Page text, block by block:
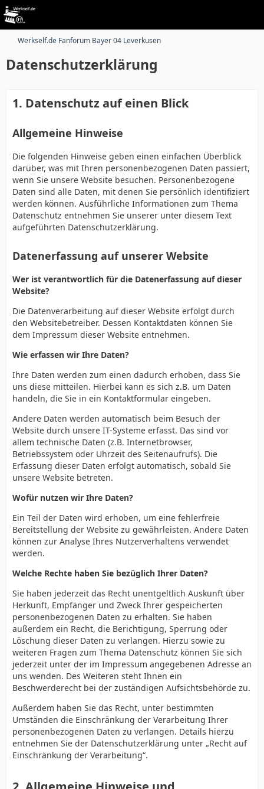
Werkself.de Fanforum Bayer 04 Leverkusen
Datenschutzerklärung
1. Datenschutz auf einen Blick
Allgemeine Hinweise
Die folgenden Hinweise geben einen einfachen Überblick
darüber, was mit Ihren personenbezogenen Daten passiert,
wenn Sie unsere Website besuchen. Personenbezogene
Daten sind alle Daten, mit denen Sie persönlich identifiziert
werden können. Ausführliche Informationen zum Thema
Datenschutz entnehmen Sie unserer unter diesem Text
aufgeführten Datenschutzerklärung.
Datenerfassung auf unserer Website
Wer ist verantwortlich für die Datenerfassung auf dieser
Website?
Die Datenverarbeitung auf dieser Website erfolgt durch
den Websitebetreiber. Dessen Kontaktdaten können Sie
dem Impressum dieser Website entnehmen.
Wie erfassen wir Ihre Daten?
Ihre Daten werden zum einen dadurch erhoben, dass Sie
uns diese mitteilen. Hierbei kann es sich z.B. um Daten
handeln, die Sie in ein Kontaktformular eingeben.
Andere Daten werden automatisch beim Besuch der
Website durch unsere IT-Systeme erfasst. Das sind vor
allem technische Daten (z.B. Internetbrowser,
Betriebssystem oder Uhrzeit des Seitenaufrufs). Die
Erfassung dieser Daten erfolgt automatisch, sobald Sie
unsere Website betreten.
Wofür nutzen wir Ihre Daten?
Ein Teil der Daten wird erhoben, um eine fehlerfreie
Bereitstellung der Website zu gewährleisten. Andere Daten
können zur Analyse Ihres Nutzerverhaltens verwendet
werden.
Welche Rechte haben Sie bezüglich Ihrer Daten?
Sie haben jederzeit das Recht unentgeltlich Auskunft über
Herkunft, Empfänger und Zweck Ihrer gespeicherten
personenbezogenen Daten zu erhalten. Sie haben
außerdem ein Recht, die Berichtigung, Sperrung oder
Löschung dieser Daten zu verlangen. Hierzu sowie zu
weiteren Fragen zum Thema Datenschutz können Sie sich
jederzeit unter der im Impressum angegebenen Adresse an
uns wenden. Des Weiteren steht Ihnen ein
Beschwerderecht bei der zuständigen Aufsichtsbehörde zu.
Außerdem haben Sie das Recht, unter bestimmten
Umständen die Einschränkung der Verarbeitung Ihrer
personenbezogenen Daten zu verlangen. Details hierzu
entnehmen Sie der Datenschutzerklärung unter „Recht auf
Einschränkung der Verarbeitung“.